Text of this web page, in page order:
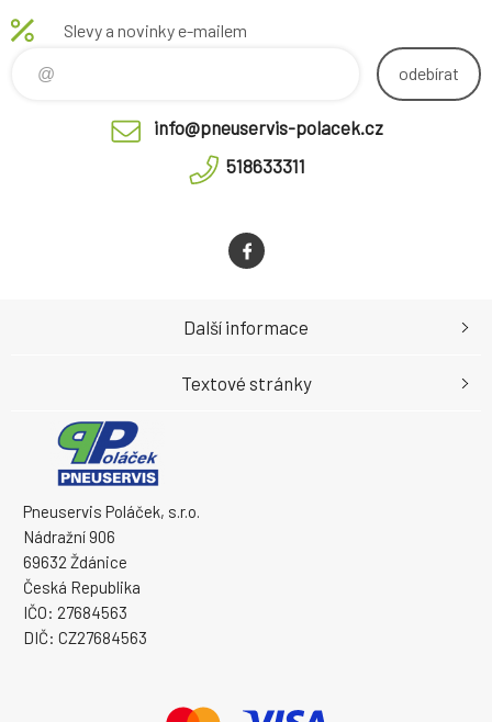
Slevy a novinky e-mailem
odebírat
info@pneuservis-polacek.cz
518633311
Pneuservis Poláček, s.r.o.
Nádražní 906
69632 Ždánice
Česká Republika
IČO: 27684563
DIČ: CZ27684563
Další informace
Textové stránky